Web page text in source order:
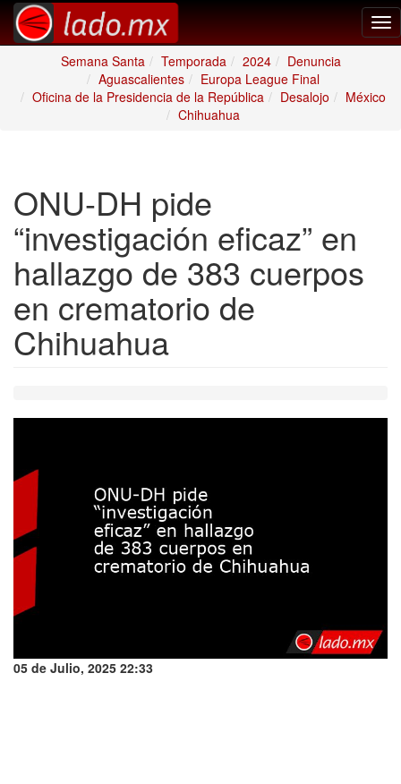
Semana Santa
Temporada 2024
Denuncia
Aguascalientes
Europa League Final
Oficina de la Presidencia de la República
Desalojo
México
Chihuahua
ONU-DH pide
“investigación eficaz” en
hallazgo de 383 cuerpos
en crematorio de
Chihuahua
05 de Julio, 2025 22:33